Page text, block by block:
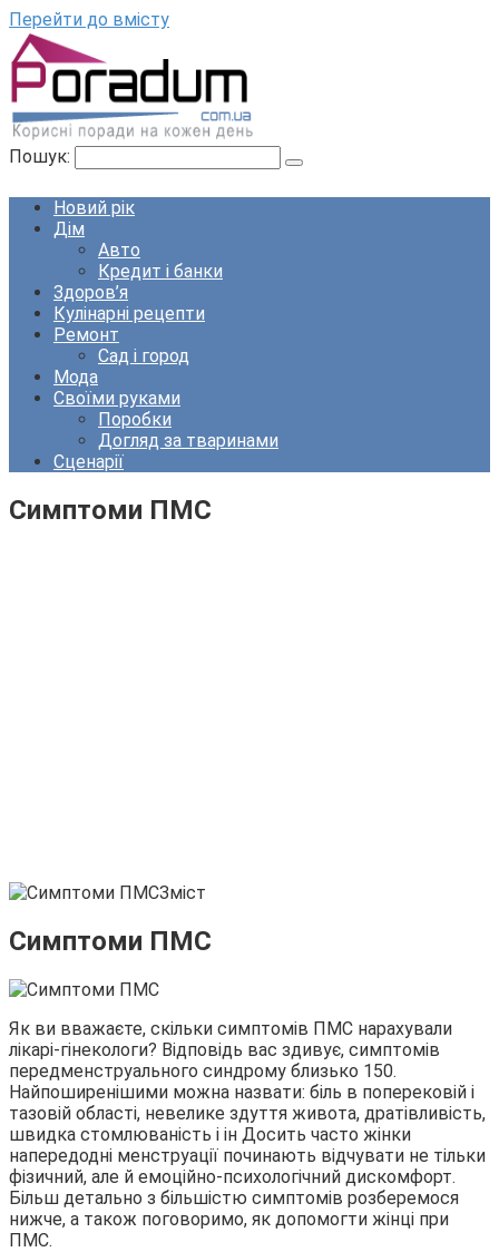
Перейти до вмісту
Пошук:
Новий рік
Дім
Авто
Кредит і банки
Здоров’я
Кулінарні рецепти
Ремонт
Сад і город
Мода
Своїми руками
Поробки
Догляд за тваринами
Сценарії
Симптоми ПМС
Зміст
Симптоми ПМС
Як ви вважаєте, скільки симптомів ПМС нарахували
лікарі-гінекологи? Відповідь вас здивує, симптомів
передменструального синдрому близько 150.
Найпоширенішими можна назвати: біль в поперековій і
тазовій області, невелике здуття живота, дратівливість,
швидка стомлюваність і ін Досить часто жінки
напередодні менструації починають відчувати не тільки
фізичний, але й емоційно-психологічний дискомфорт.
Більш детально з більшістю симптомів розберемося
нижче, а також поговоримо, як допомогти жінці при
ПМС.